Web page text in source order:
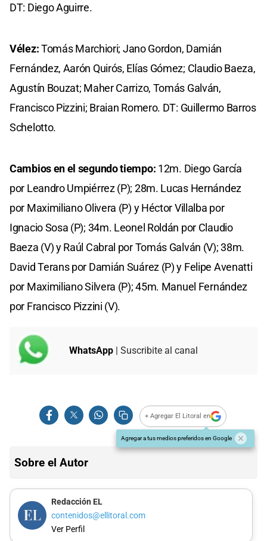
DT: Diego Aguirre.
Vélez:Tomás Marchiori; Jano Gordon, Damián
Fernández, Aarón Quirós, Elías Gómez; Claudio Baeza,
Agustín Bouzat; Maher Carrizo, Tomás Galván,
Francisco Pizzini; Braian Romero. DT: Guillermo Barros
Schelotto.
Cambios en el segundo tiempo: 12m. Diego García
por Leandro Umpiérrez (P); 28m. Lucas Hernández
por Maximiliano Olivera (P) y Héctor Villalba por
Ignacio Sosa (P); 34m. Leonel Roldán por Claudio
Baeza (V) y Raúl Cabral por Tomás Galván (V); 38m.
David Terans por Damián Suárez (P) y Felipe Avenatti
por Maximiliano Silvera (P); 45m. Manuel Fernández
por Francisco Pizzini (V).
WhatsApp | Suscribite al canal
+ Agregar El Litoral en
Agregar a tus medios preferidos en Google
Sobre el Autor
Redacción EL
contenidos@ellitoral.com
Ver Perfil